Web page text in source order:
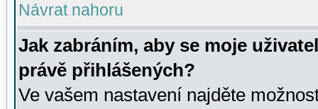
Návrat nahoru
Jak zabráním, aby se moje
právě přihlášených?
Ve vašem nastavení najděte